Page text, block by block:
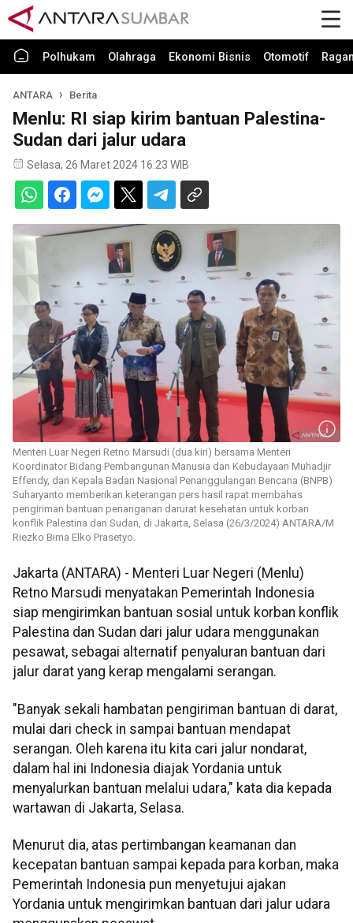
Polhukam Olahraga Ekonomi Bisnis Otomotif
ANTARA Berita
Menlu: RI siap kirim bantuan Palestina-
Sudan dari jalur udara
Selasa, 26 Maret 2024 16:23 WIB
Menteri Luar Negeri Retno Marsudi (dua kiri) bersama Menteri
Koordinator Bidang Pembangunan Manusia dan Kebudayaan Muhadjir
Effendy, dan Kepala Badan Nasional Penanggulangan Bencana (BNPB)
Suharyanto memberikan keterangan pers hasil rapat membahas
pengiriman bantuan penanganan darurat kesehatan untuk korban
konflik Palestina dan Sudan, di Jakarta, Selasa (26/3/2024) ANTARA/M
Riezko Bima Elko Prasetyo.
Jakarta (ANTARA) - Menteri Luar Negeri (Menlu)
Retno Marsudi menyatakan Pemerintah Indonesia
siap mengirimkan bantuan sosial untuk korban konflik
Palestina dan Sudan dari jalur udara menggunakan
pesawat, sebagai alternatif penyaluran bantuan dari
jalur darat yang kerap mengalami serangan.
"Banyak sekali hambatan pengiriman bantuan di darat,
mulai dari check in sampai bantuan mendapat
serangan. Oleh karena itu kita cari jalur nondarat,
dalam hal ini Indonesia diajak Yordania untuk
menyalurkan bantuan melalui udara," kata dia kepada
wartawan di Jakarta, Selasa.
Menurut dia, atas pertimbangan keamanan dan
kecepatan bantuan sampai kepada para korban, maka
Pemerintah Indonesia pun menyetujui ajakan
Yordania untuk mengirimkan bantuan dari jalur udara